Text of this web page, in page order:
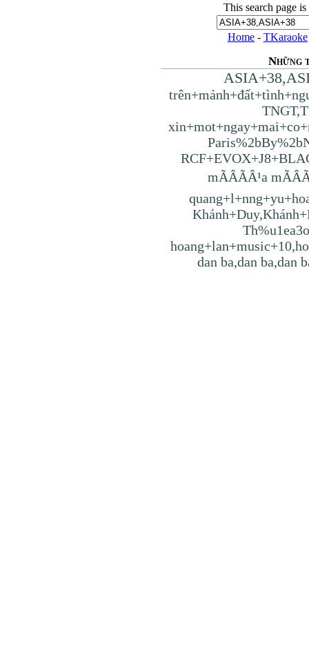
This search page
Home - TKaraoke
Những
mÃÂÃÂ¹a
Th%u1ea3o
dan ba,dan ba,dan